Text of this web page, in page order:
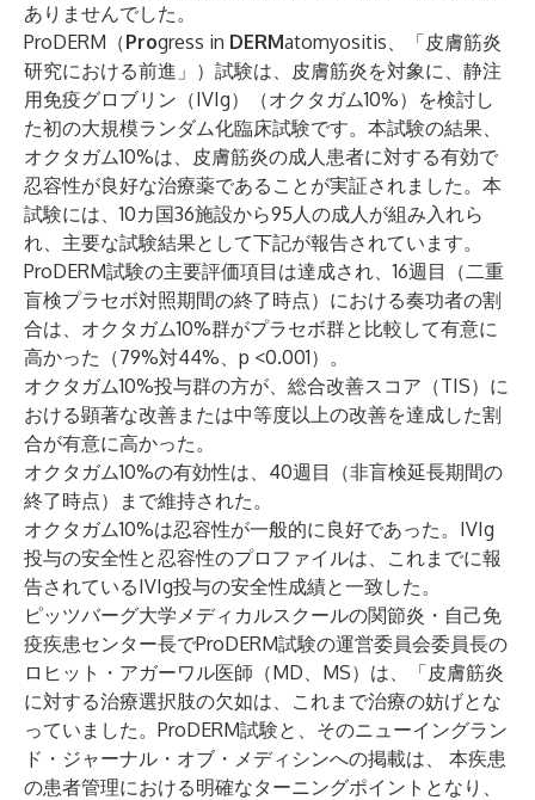
ありませんでした。
ProDERM（Progress in DERMatomyositis、「皮膚筋炎
研究における前進」）試験は、皮膚筋炎を対象に、静注
用免疫グロブリン（IVIg）（オクタガム10%）を検討し
た初の大規模ランダム化臨床試験です。本試験の結果、
オクタガム10%は、皮膚筋炎の成人患者に対する有効で
忍容性が良好な治療薬であることが実証されました。本
試験には、10カ国36施設から95人の成人が組み入れら
れ、主要な試験結果として下記が報告されています。
ProDERM試験の主要評価項目は達成され、16週目（二重
盲検プラセボ対照期間の終了時点）における奏功者の割
合は、オクタガム10%群がプラセボ群と比較して有意に
高かった（79%対44%、p <0.001）。
オクタガム10%投与群の方が、総合改善スコア（TIS）に
おける顕著な改善または中等度以上の改善を達成した割
合が有意に高かった。
オクタガム10%の有効性は、40週目（非盲検延長期間の
終了時点）まで維持された。
オクタガム10%は忍容性が一般的に良好であった。IVIg
投与の安全性と忍容性のプロファイルは、これまでに報
告されているIVIg投与の安全性成績と一致した。
ピッツバーグ大学メディカルスクールの関節炎・自己免
疫疾患センター長でProDERM試験の運営委員会委員長の
ロヒット・アガーワル医師（MD、MS）は、「皮膚筋炎
に対する治療選択肢の欠如は、これまで治療の妨げとな
っていました。ProDERM試験と、そのニューイングラン
ド・ジャーナル・オブ・メディシンへの掲載は、 本疾患
の患者管理における明確なターニングポイントとなり、